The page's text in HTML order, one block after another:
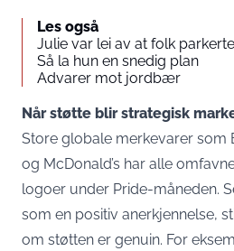
Les også
Julie var lei av at folk
Så la hun en snedig plan
Advarer mot jordbær
Når støtte blir strategisk
Store globale merkevarer som
og McDonald’s har alle
logoer under Pride-måneden.
som en positiv anerkjennelse,
om støtten er genuin. For